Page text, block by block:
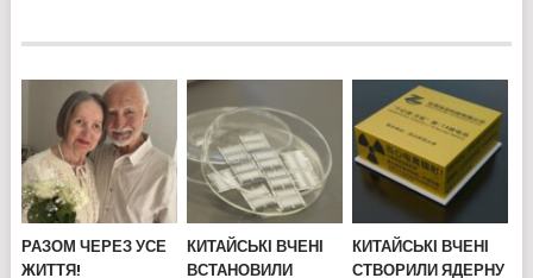
РАЗОМ ЧЕРЕЗ УСЕ
ЖИТТЯ!
КИТАЙСЬКІ ВЧЕНІ
ВСТАНОВИЛИ
КИТАЙСЬКІ ВЧЕНІ
СТВОРИЛИ ЯДЕРНУ